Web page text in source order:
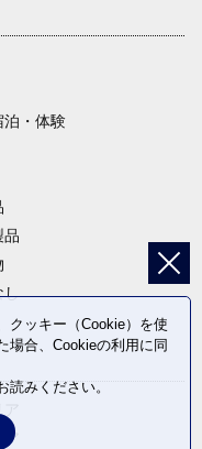
泊・体験
品
し
クッキー（Cookie）を使
場合、Cookieの利用に同
読みください。